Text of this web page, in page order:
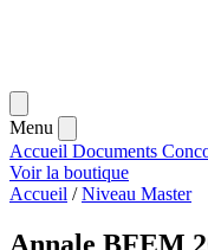
Menu
Accueil Documents
Voir la boutique
Accueil / Niveau Master